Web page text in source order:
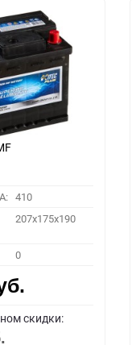
410
207x175x190
0
скидки: